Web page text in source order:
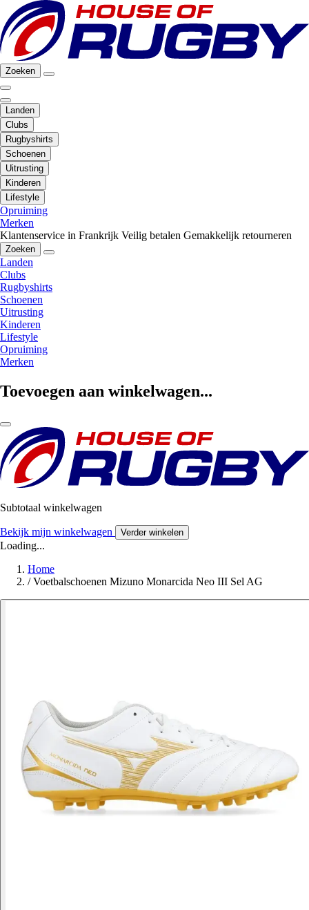
Zoeken
Landen
Clubs
Rugbyshirts
Schoenen
Uitrusting
Kinderen
Lifestyle
Opruiming
Merken
Klantenservice in Frankrijk Veilig betalen Gemakkelijk retourneren
Zoeken
Landen
Clubs
Rugbyshirts
Schoenen
Uitrusting
Kinderen
Lifestyle
Opruiming
Merken
Toevoegen aan winkelwagen...
Subtotaal winkelwagen
Bekijk mijn winkelwagen Verder winkelen
Loading...
Home
/ Voetbalschoenen Mizuno Monarcida Neo III Sel AG